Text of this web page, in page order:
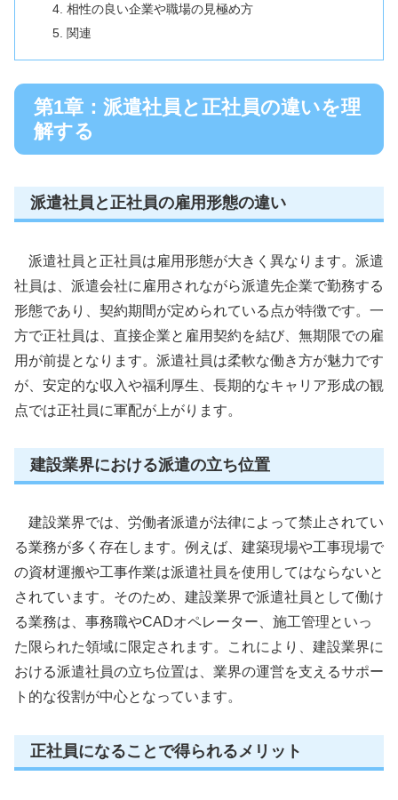
相性の良い企業や職場の見極め方
関連
第1章：派遣社員と正社員の違いを理
解する
派遣社員と正社員の雇用形態の違い
派遣社員と正社員は雇用形態が大きく異なります。派遣
社員は、派遣会社に雇用されながら派遣先企業で勤務する
形態であり、契約期間が定められている点が特徴です。一
方で正社員は、直接企業と雇用契約を結び、無期限での雇
用が前提となります。派遣社員は柔軟な働き方が魅力です
が、安定的な収入や福利厚生、長期的なキャリア形成の観
点では正社員に軍配が上がります。
建設業界における派遣の立ち位置
建設業界では、労働者派遣が法律によって禁止されてい
る業務が多く存在します。例えば、建築現場や工事現場で
の資材運搬や工事作業は派遣社員を使用してはならないと
されています。そのため、建設業界で派遣社員として働け
る業務は、事務職やCADオペレーター、施工管理といっ
た限られた領域に限定されます。これにより、建設業界に
おける派遣社員の立ち位置は、業界の運営を支えるサポー
ト的な役割が中心となっています。
正社員になることで得られるメリット